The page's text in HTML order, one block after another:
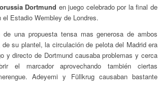
Dortmund en juego celebrado por la final de
el Estadio Wembley de Londres.
de una propuesta tensa mas generosa de ambos
su plantel, la circulación de pelota del Madrid era
y directo de Dortmund causaba problemas y cerca
el marcador aprovechando también ciertas
Adeyemi y Füllkrug causaban bastante